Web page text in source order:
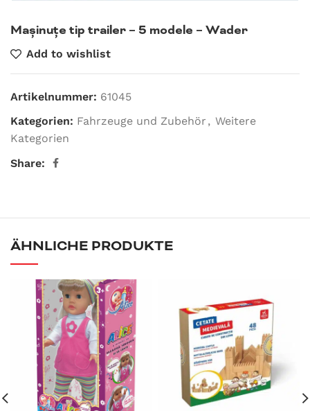
Mașinuțe tip trailer – 5 modele – Wader
Add to wishlist
Artikelnummer: 61045
Kategorien: Fahrzeuge und Zubehör , Weitere
Kategorien
Share:
ÄHNLICHE PRODUKTE